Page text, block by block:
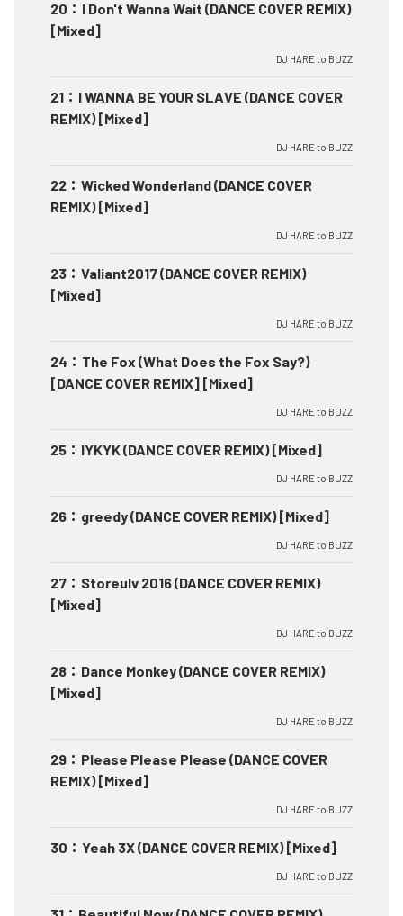
20 ： I Don't Wanna Wait (DANCE COVER REMIX)
[Mixed]
DJ HARE to BUZZ
21 ： I WANNA BE YOUR SLAVE (DANCE COVER
REMIX) [Mixed]
DJ HARE to BUZZ
22 ： Wicked Wonderland (DANCE COVER
REMIX) [Mixed]
DJ HARE to BUZZ
23 ： Valiant2017 (DANCE COVER REMIX)
[Mixed]
DJ HARE to BUZZ
24 ： The Fox (What Does the Fox Say?)
[DANCE COVER REMIX] [Mixed]
DJ HARE to BUZZ
25 ： IYKYK (DANCE COVER REMIX) [Mixed]
DJ HARE to BUZZ
26 ： greedy (DANCE COVER REMIX) [Mixed]
DJ HARE to BUZZ
27 ： Storeulv 2016 (DANCE COVER REMIX)
[Mixed]
DJ HARE to BUZZ
28 ： Dance Monkey (DANCE COVER REMIX)
[Mixed]
DJ HARE to BUZZ
29 ： Please Please Please (DANCE COVER
REMIX) [Mixed]
DJ HARE to BUZZ
30 ： Yeah 3X (DANCE COVER REMIX) [Mixed]
DJ HARE to BUZZ